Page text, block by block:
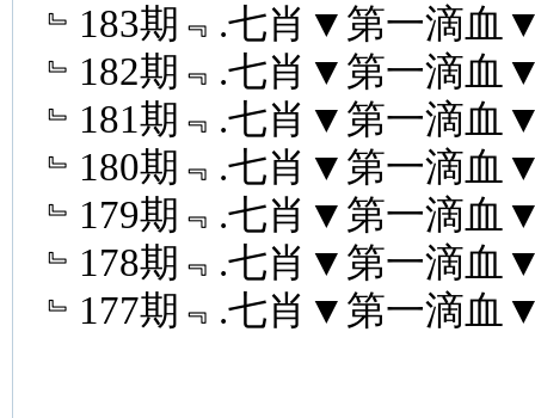
﹄183期﹃.七肖▼第一滴血
﹄182期﹃.七肖▼第一滴血
﹄181期﹃.七肖▼第一滴血
﹄180期﹃.七肖▼第一滴血
﹄179期﹃.七肖▼第一滴血
﹄178期﹃.七肖▼第一滴血
﹄177期﹃.七肖▼第一滴血